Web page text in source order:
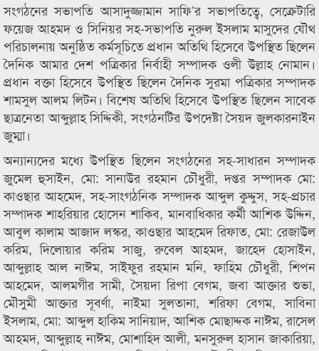
সংগঠনের সভাপতি আসাদুজ্জামান সাফি’র সভাপতিত্বে, সেক্রেটারি
ফয়েজ আহমদ ও সিনিয়র সহ-সভাপতি নুরুল ইসলাম মাসুদের যৌথ
পরিচালনায় অনুষ্ঠিত কর্মসূচিতে প্রধান অতিথি হিসেবে উপস্থিত ছিলেন
দৈনিক আমার দেশ পত্রিকার নির্বাহী সম্পাদক ওলী উল্লাহ নোমান।
প্রধান বক্তা হিসেবে উপস্থিত ছিলেন দৈনিক সুরমা পত্রিকার সম্পাদক
শামসুল আলম লিটন। বিশেষ অতিথি হিসেবে উপস্থিত ছিলেন সাবেক
ছাত্রনেতা আব্দুল্লাহ সিদ্দিকী, সংগঠনটির উপদেষ্টা সৈয়দ জুলকারনাইন
জুম্মা।
অন্যান্যদের মধ্যে উপস্থিত ছিলেন সংগঠনের সহ-সাধারন সম্পাদক
জুমেল হুসাইন, মো: সানাউর রহমান চৌধুরী, দপ্তর সম্পাদক মো:
কাওছার আহমেদ, সহ-সাংগঠনিক সম্পাদক আব্দুল কুদ্দুস, সহ-প্রচার
সম্পাদক শাহরিয়ার হোসেন শাকিব, মানবাধিকার কর্মী আশিক উদ্দিন,
আবুল কালাম আজাদ লস্কর, কাওছার আহমেদ রিফাত, মো: রেজাউল
করিম, দিলোয়ার করিম সাজু, রুবেল আহমদ, জাহেদ হোসাইন,
আব্দুল্লাহ আল নাঈম, সাইফুর রহমান মনি, ফাহিম চৌধুরী, শিপন
আহমেদ, আলমগীর সামী, সৈয়দা রিপা বেগম, জবা আক্তার শুভা,
মৌসুমী আক্তার সূবর্ণা, নাইমা সুলতানা, শরিফা বেগম, সাবিনা
ইসলাম, মো: আব্দুল হাকিম সানিয়াদ, আশিক মোছাদ্দক নাঈম, রাসেল
আহমদ, আব্দুল্লাহ নাঈম, মোশাহিদ আলী, মনসুরুল হাসান জাকারিয়া,